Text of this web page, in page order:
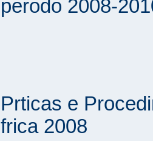
perodo 2008-
Prticas e
frica 2008